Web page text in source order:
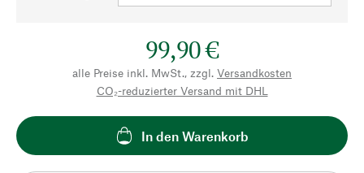
99,90 €
alle Preise inkl. MwSt., zzgl. Versandkosten
CO₂-reduzierter Versand mit DHL
In den Warenkorb